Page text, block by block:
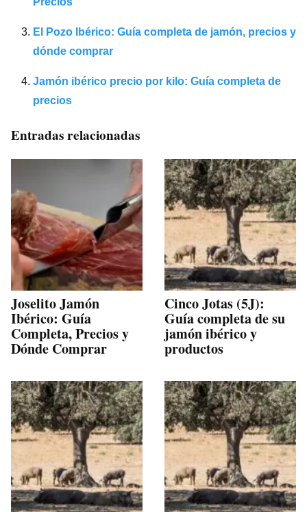
El Pozo Ibérico: Guía completa de jamón, precios y
dónde comprar
Jamón ibérico precio por kilo: Guía completa de
precios
Entradas relacionadas
Joselito Jamón
Ibérico: Guía
Completa, Precios y
Dónde Comprar
Cinco Jotas (5J):
Guía completa de su
jamón ibérico y
productos